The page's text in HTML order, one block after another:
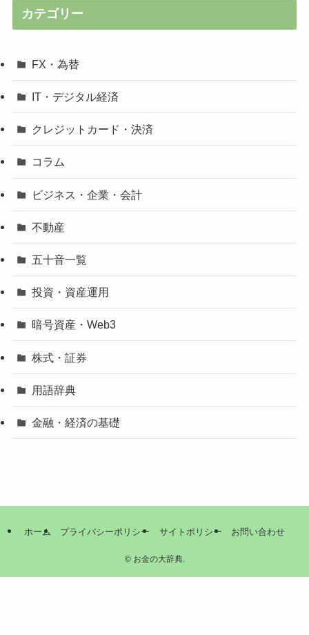
カテゴリー
FX・為替
IT・デジタル経済
クレジットカード・決済
コラム
ビジネス・企業・会計
不動産
五十音一覧
投資・資産運用
暗号資産・Web3
株式・証券
用語辞典
金融・経済の基礎
ホーム プライバシーポリシー サイトポリシー お問い合わせ
©お金の大辞典.